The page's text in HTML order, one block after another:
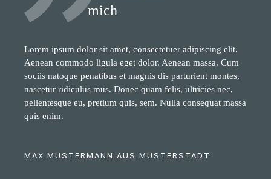
mich
Lorem ipsum dolor sit amet, consectetuer adipiscing elit.
Aenean commodo ligula eget dolor. Aenean massa. Cum
sociis natoque penatibus et magnis dis parturient montes,
nascetur ridiculus mus. Donec quam felis, ultricies nec,
pellentesque eu, pretium quis, sem. Nulla consequat massa
quis enim.
MAX MUSTERMANN AUS MUSTERSTADT